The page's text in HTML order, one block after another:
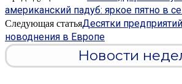
американский падуб: яркое пятно в
Следующая статьяДесятки
новоднения в Европе
Новости